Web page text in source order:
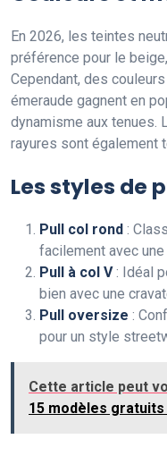
En 2026, les teintes
préférence pour le
Cependant, des
émeraude gagnent en
dynamisme aux
rayures sont également
Les styles de
Pull col rond :
facilement avec
Pull à col V: Idéal
bien avec une
Pull oversize :
pour un style
Cette article peut
15 modèles